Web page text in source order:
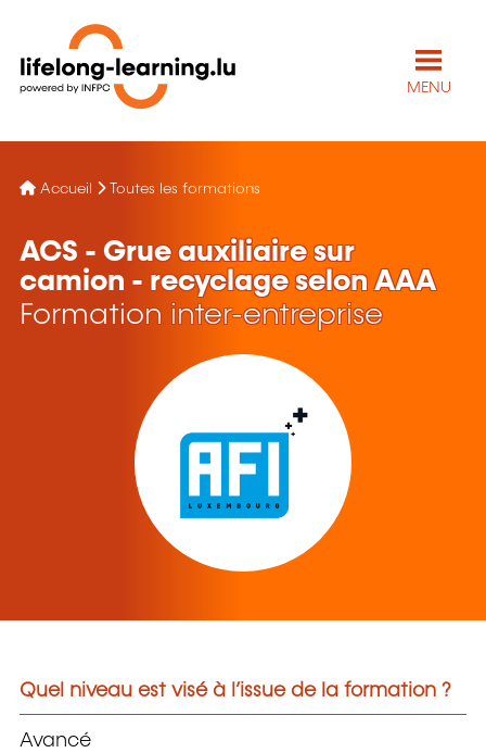
MENU
Accueil Toutes les formations
ACS - Grue auxiliaire sur
camion - recyclage selon AAA
Formation inter-entreprise
Quel niveau est visé à l’issue de la formation ?
Avancé